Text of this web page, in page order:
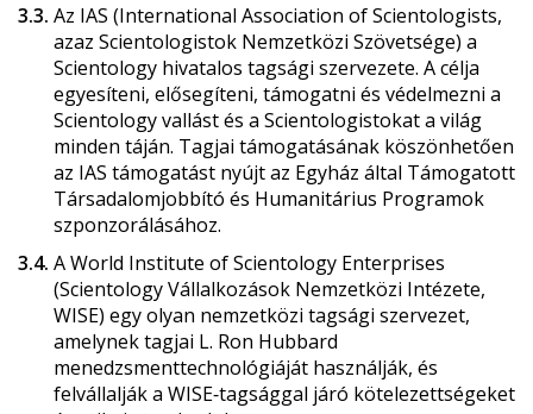
3.3. Az IAS (International Association of Scientologists,
azaz Scientologistok Nemzetközi Szövetsége) a
Scientology hivatalos tagsági szervezete. A célja
egyesíteni, elősegíteni, támogatni és védelmezni a
Scientology vallást és a Scientologistokat a világ
minden táján. Tagjai támogatásának köszönhetően
az IAS támogatást nyújt az Egyház által Támogatott
Társadalomjobbító és Humanitárius Programok
szponzorálásához.
3.4. A World Institute of Scientology Enterprises
(Scientology Vállalkozások Nemzetközi Intézete,
WISE) egy olyan nemzetközi tagsági szervezet,
amelynek tagjai L. Ron Hubbard
menedzsmenttechnológiáját használják, és
felvállalják a WISE‑tagsággal járó kötelezettségeket